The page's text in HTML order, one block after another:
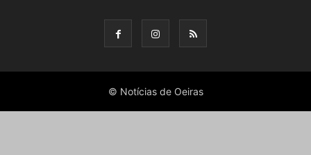
© Notícias de Oeiras